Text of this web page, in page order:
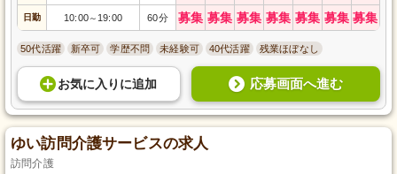
日勤 10:00～ 19:00 60分 募集 募集 募集 募集 募集 募集 募集
50代活躍 新卒可 学歴不問 未経験可 40代活躍 残業ほぼなし
お気に入り に追加 応募画面へ進む
ゆい訪問介護サービスの求人
訪問介護